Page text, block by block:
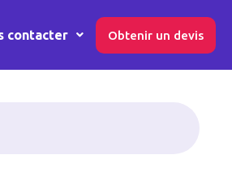
contacter Obtenir un devis